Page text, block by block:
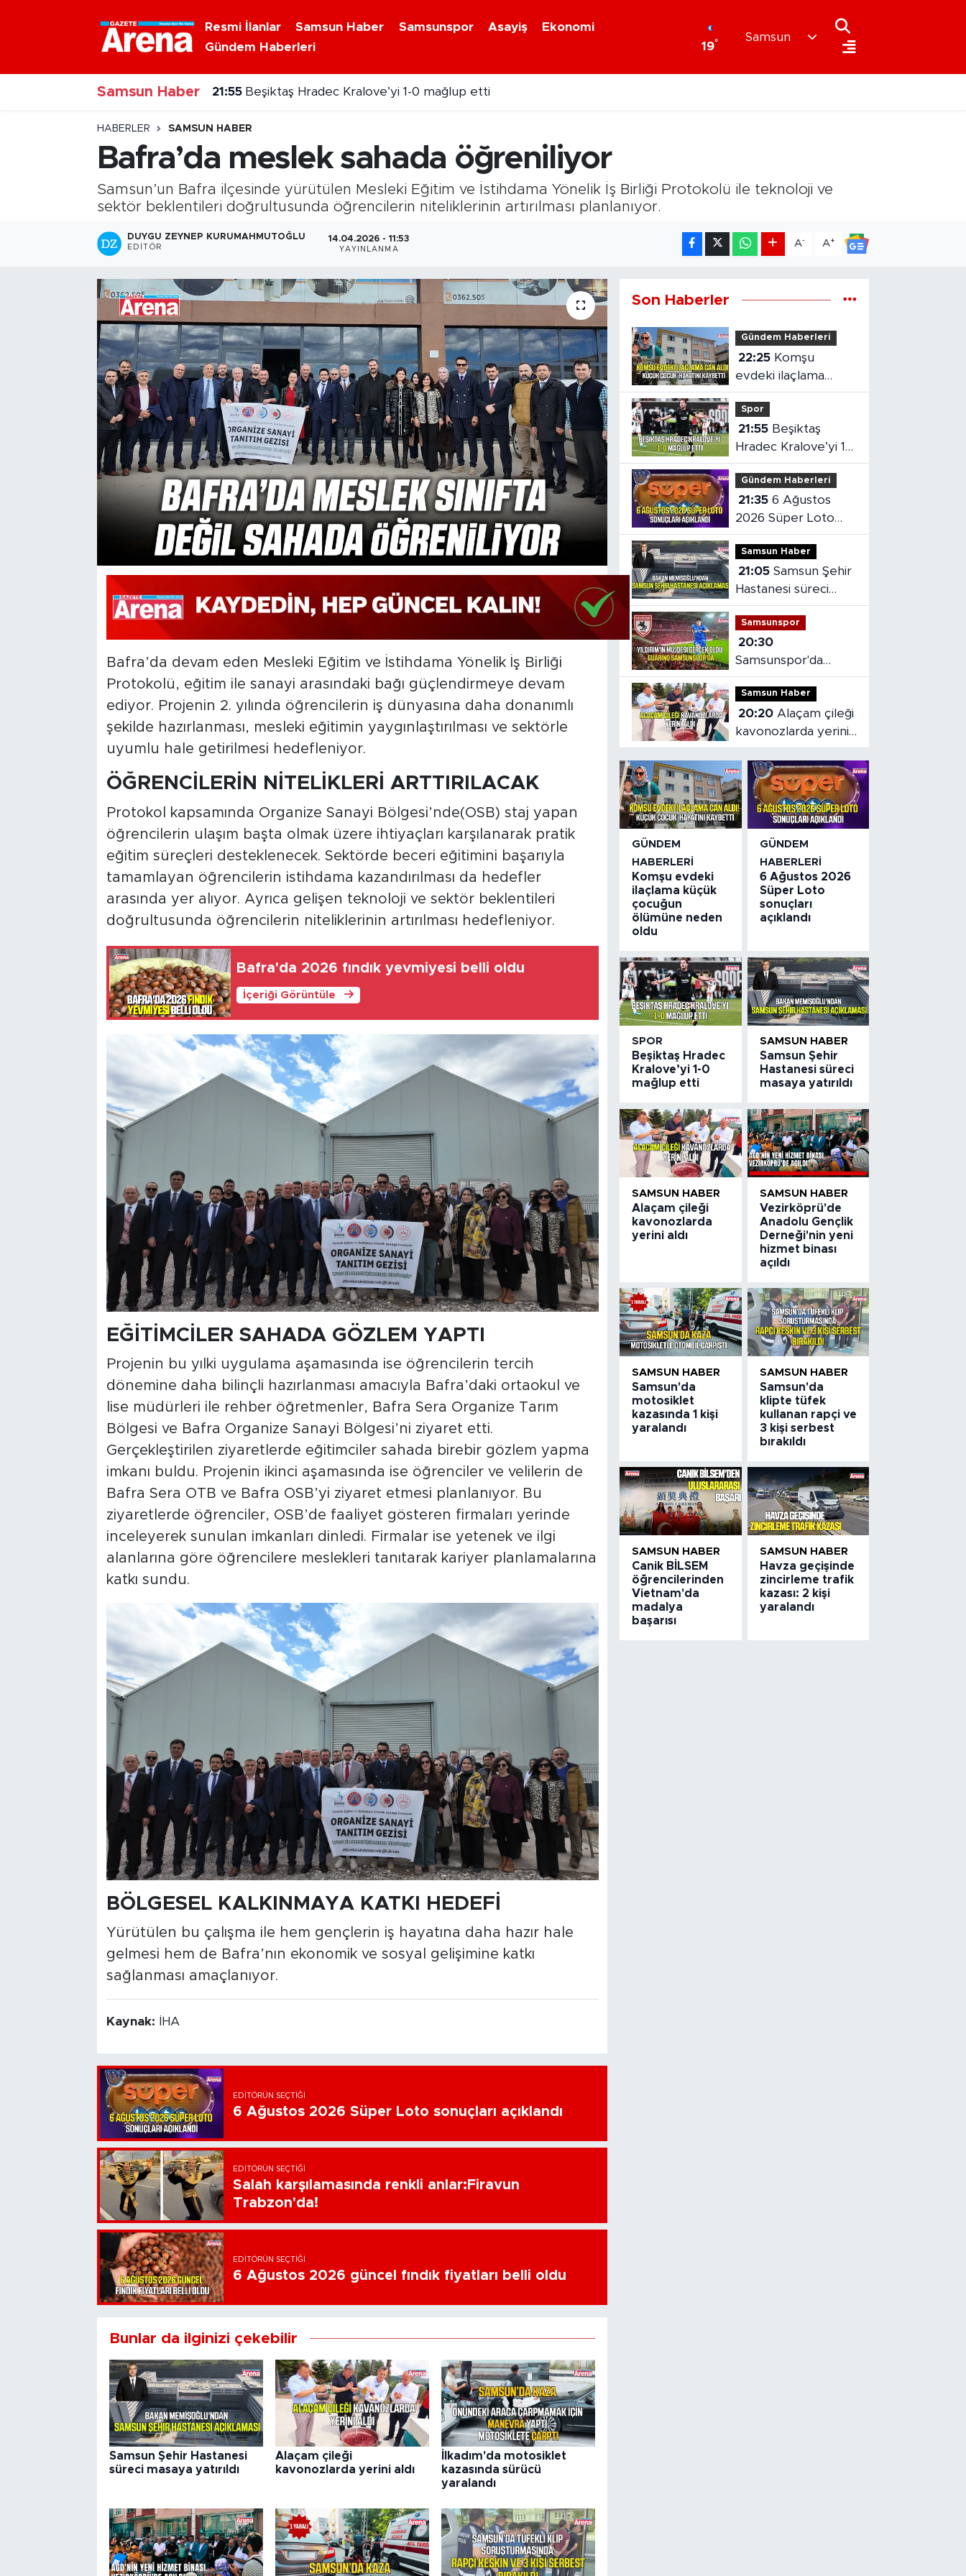
Resmi İlanlar Samsun Haber Samsunspor Asayiş
Ekonomi
Gündem Haberleri
19°
Samsun
Samsun Haber 21:55 Beşiktaş Hradec Kralove’yi 1-0 mağlup etti
21:35 6 Ağustos 2026 Süper Loto sonuçları açıklandı
HABERLER SAMSUN HABER
Bafra’da meslek sahada öğreniliyor
Samsun’un Bafra ilçesinde yürütülen Mesleki Eğitim ve İstihdama Yönelik İş Birliği Protokolü ile teknoloji ve
sektör beklentileri doğrultusunda öğrencilerin niteliklerinin artırılması planlanıyor.
DUYGU ZEYNEP KURUMAHMUTOĞLU
EDITÖR
14.04.2026 - 11:53
YAYINLANMA
A- A+
Bafra’da devam eden Mesleki Eğitim ve İstihdama Yönelik İş Birliği
Protokolü, eğitim ile sanayi arasındaki bağı güçlendirmeye devam
ediyor. Projenin 2. yılında öğrencilerin iş dünyasına daha donanımlı
şekilde hazırlanması, mesleki eğitimin yaygınlaştırılması ve sektörle
uyumlu hale getirilmesi hedefleniyor.
ÖĞRENCİLERİN NİTELİKLERİ ARTTIRILACAK
Protokol kapsamında Organize Sanayi Bölgesi’nde(OSB) staj yapan
öğrencilerin ulaşım başta olmak üzere ihtiyaçları karşılanarak pratik
eğitim süreçleri desteklenecek. Sektörde beceri eğitimini başarıyla
tamamlayan öğrencilerin istihdama kazandırılması da hedefler
arasında yer alıyor. Ayrıca gelişen teknoloji ve sektör beklentileri
doğrultusunda öğrencilerin niteliklerinin artırılması hedefleniyor.
Bafra'da 2026 fındık yevmiyesi belli oldu
İçeriği Görüntüle
EĞİTİMCİLER SAHADA GÖZLEM YAPTI
Projenin bu yılki uygulama aşamasında ise öğrencilerin tercih
dönemine daha bilinçli hazırlanması amacıyla Bafra’daki ortaokul ve
lise müdürleri ile rehber öğretmenler, Bafra Sera Organize Tarım
Bölgesi ve Bafra Organize Sanayi Bölgesi’ni ziyaret etti.
Gerçekleştirilen ziyaretlerde eğitimciler sahada birebir gözlem yapma
imkanı buldu. Projenin ikinci aşamasında ise öğrenciler ve velilerin de
Bafra Sera OTB ve Bafra OSB’yi ziyaret etmesi planlanıyor. Bu
ziyaretlerde öğrenciler, OSB’de faaliyet gösteren firmaları yerinde
inceleyerek sunulan imkanları dinledi. Firmalar ise yetenek ve ilgi
alanlarına göre öğrencilere meslekleri tanıtarak kariyer planlamalarına
katkı sundu.
BÖLGESEL KALKINMAYA KATKI HEDEFİ
Yürütülen bu çalışma ile hem gençlerin iş hayatına daha hazır hale
gelmesi hem de Bafra’nın ekonomik ve sosyal gelişimine katkı
sağlanması amaçlanıyor.
Kaynak: İHA
EDITÖRÜN SEÇTIĞI
6 Ağustos 2026 Süper Loto sonuçları açıklandı
EDITÖRÜN SEÇTIĞI
Salah karşılamasında renkli anlar:Firavun
Trabzon'da!
EDITÖRÜN SEÇTIĞI
6 Ağustos 2026 güncel fındık fiyatları belli oldu
Bunlar da ilginizi çekebilir
Samsun Şehir Hastanesi
süreci masaya yatırıldı
Alaçam çileği
kavonozlarda yerini aldı
İlkadım'da motosiklet
kazasında sürücü
yaralandı
Son Haberler
Gündem Haberleri
22:25
evdeki ilaçlama
küçük çocuğun
ölümüne neden oldu
Spor
21:55
Hradec Kralove’yi 1-
0 mağlup etti
Gündem Haberleri
21:35 6 Ağustos
2026 Süper Loto
sonuçları açıklandı
Samsun Haber
21:05 Samsun Şehir
Hastanesi süreci
masaya yatırıldı
Samsunspor
20:30
Samsunspor'da
Gabriele dönemi
başladı
Samsun Haber
20:20 Alaçam çileği
kavonozlarda yerini
aldı
GÜNDEM
HABERLERI
Komşu evdeki
ilaçlama küçük
çocuğun
ölümüne neden
oldu
GÜNDEM
HABERLERI
6 Ağustos 2026
Süper Loto
sonuçları
açıklandı
SPOR
Beşiktaş Hradec
Kralove’yi 1-0
mağlup etti
SAMSUN HABER
Samsun Şehir
Hastanesi süreci
masaya yatırıldı
SAMSUN HABER
Alaçam çileği
kavonozlarda
yerini aldı
SAMSUN HABER
Vezirköprü'de
Anadolu Gençlik
Derneği'nin yeni
hizmet binası
açıldı
SAMSUN HABER
Samsun'da
motosiklet
kazasında 1 kişi
yaralandı
SAMSUN HABER
Samsun'da
klipte tüfek
kullanan rapçi ve
3 kişi serbest
bırakıldı
SAMSUN HABER
Canik BİLSEM
öğrencilerinden
Vietnam'da
madalya
başarısı
SAMSUN HABER
Havza geçişinde
zincirleme trafik
kazası: 2 kişi
yaralandı
Nöbetçi Eczaneler
Hava Durumu
Samsun Namaz Vakitleri
Trafik Durumu
Süper Lig Puan Durumu ve Fikstür
Tüm Manşetler